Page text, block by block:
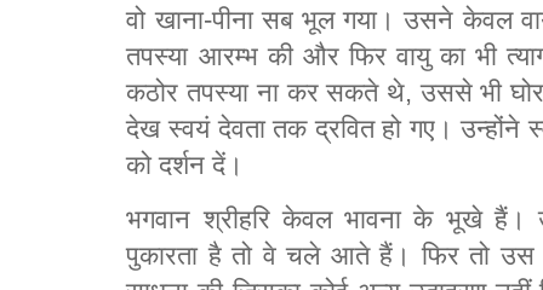
वो खाना-पीना सब भूल गया। उसने केवल
तपस्या आरम्भ की और फिर वायु का भी
कठोर तपस्या ना कर सकते थे, उससे भी
देख स्वयं देवता तक द्रवित हो गए। उन्होंने
को दर्शन दें।
भगवान श्रीहरि केवल भावना के भूखे
पुकारता है तो वे चले आते हैं। फिर तो